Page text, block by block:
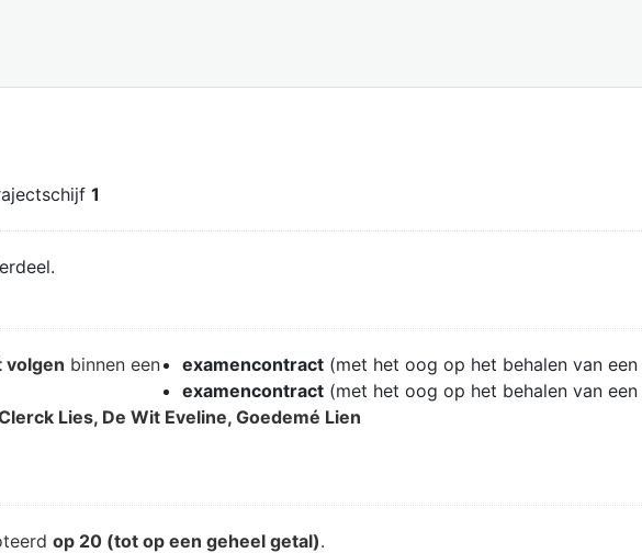
1
volgen binnen een examencontract (met het oog op het behalen van een
examencontract (met het oog op het behalen van een
Lies, De Wit Eveline, Goedemé Lien
op 20 (tot op een geheel getal).